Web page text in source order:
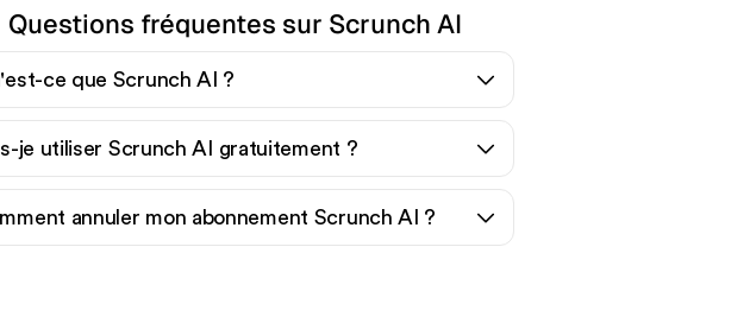
Questions fréquentes sur Scrunch AI
ce que Scrunch AI ?
je utiliser Scrunch AI gratuitement ?
annuler mon abonnement Scrunch AI ?